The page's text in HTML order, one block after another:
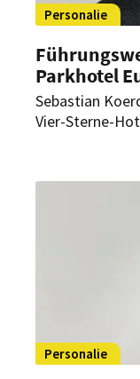
Personalie
Parkhotel
Sebastian
Vier-Sterne-
Personalie